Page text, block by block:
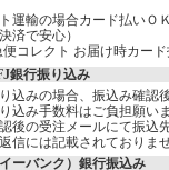
運輸の場合カード払いＯ
済で安心）
銀行振り込み
込みの場合、振込み確認
込み手数料はご負担願い
後の受注メールにて振込
返信には記載されておりま
ーバンク）銀行振込み